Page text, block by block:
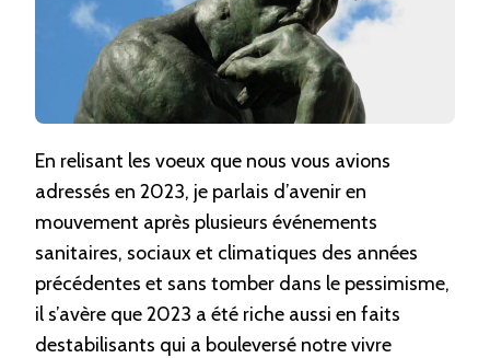
En relisant les voeux que nous vous avions
adressés en 2023, je parlais d’avenir en
mouvement après plusieurs événements
sanitaires, sociaux et climatiques des années
précédentes et sans tomber dans le pessimisme,
il s’avère que 2023 a été riche aussi en faits
destabilisants qui a bouleversé notre vivre